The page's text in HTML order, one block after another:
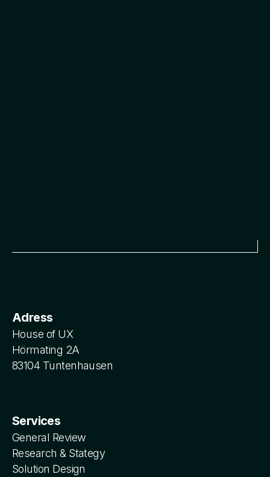
Adress
House of UX
Hörmating 2A
83104 Tuntenhausen
Services
General Review
Research & Stategy
Solution Design